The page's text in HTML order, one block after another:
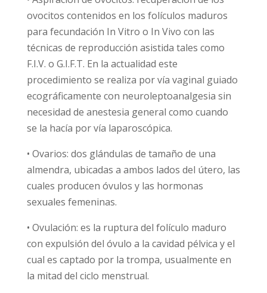
ovocitos contenidos en los folículos maduros
para fecundación In Vitro o In Vivo con las
técnicas de reproducción asistida tales como
F.I.V. o G.I.F.T. En la actualidad este
procedimiento se realiza por vía vaginal guiado
ecográficamente con neuroleptoanalgesia sin
necesidad de anestesia general como cuando
se la hacía por vía laparoscópica.
• Ovarios: dos glándulas de tamaño de una
almendra, ubicadas a ambos lados del útero, las
cuales producen óvulos y las hormonas
sexuales femeninas.
• Ovulación: es la ruptura del folículo maduro
con expulsión del óvulo a la cavidad pélvica y el
cual es captado por la trompa, usualmente en
la mitad del ciclo menstrual.